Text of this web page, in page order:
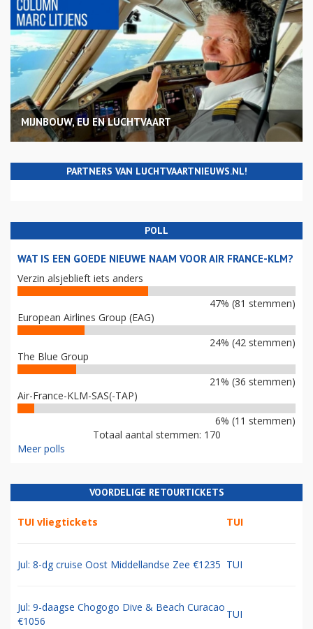
MIJNBOUW, EU EN LUCHTVAART
PARTNERS VAN LUCHTVAARTNIEUWS.NL!
POLL
WAT IS EEN GOEDE NIEUWE NAAM VOOR AIR FRANCE-KLM?
Verzin alsjeblieft iets anders
47% (81 stemmen)
European Airlines Group (EAG)
24% (42 stemmen)
The Blue Group
21% (36 stemmen)
Air-France-KLM-SAS(-TAP)
6% (11 stemmen)
Totaal aantal stemmen: 170
Meer polls
VOORDELIGE RETOURTICKETS
TUI vliegtickets TUI
Jul: 8-dg cruise Oost Middellandse Zee €1235 TUI
Jul: 9-daagse Chogogo Dive & Beach Curacao
€1056
TUI